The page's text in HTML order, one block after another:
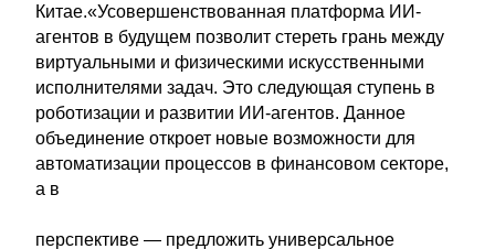
Китае.«Усовершенствованная платформа ИИ-
агентов в будущем позволит стереть грань между
виртуальными и физическими искусственными
исполнителями задач. Это следующая ступень в
роботизации и развитии ИИ-агентов. Данное
объединение откроет новые возможности для
автоматизации процессов в финансовом секторе,
а в
перспективе — предложить универсальное